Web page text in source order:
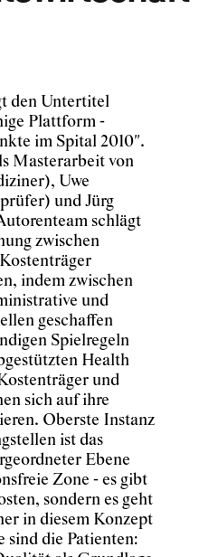
den Untertitel
Plattform -
im Spital 2010".
Masterarbeit von
Uwe
und Jürg
schlägt
zwischen
indem zwischen
und
geschaffen
Spielregeln
Health
und
sich auf ihre
Oberste Instanz
ist das
Ebene
Zone - es gibt
sondern es geht
in diesem Konzept
sind die Patienten: